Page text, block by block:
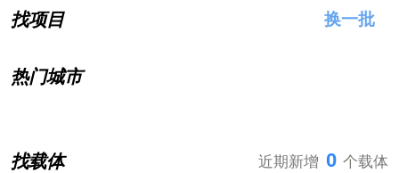
找项目 换一批
热门城市
找载体 近期新增 0 个载体